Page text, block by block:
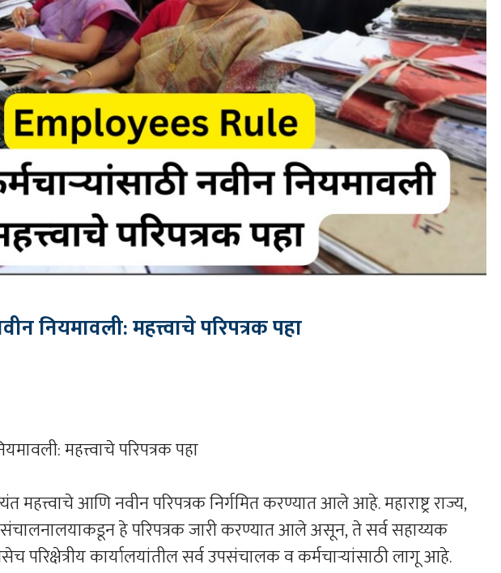
नियमावली: महत्त्वाचे परिपत्रक पहा
महत्त्वाचे परिपत्रक पहा
महत्त्वाचे आणि नवीन परिपत्रक निर्गमित करण्यात आले आहे. महाराष्ट्र राज्य,
हे परिपत्रक जारी करण्यात आले असून, ते सर्व सहाय्यक
परिक्षेत्रीय कार्यालयांतील सर्व उपसंचालक व कर्मचाऱ्यांसाठी लागू आहे.